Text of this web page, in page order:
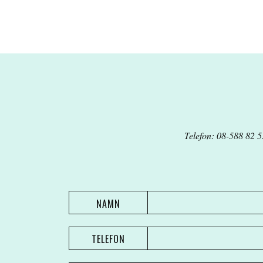
Telefon: 08-588 82
NAMN
TELEFON